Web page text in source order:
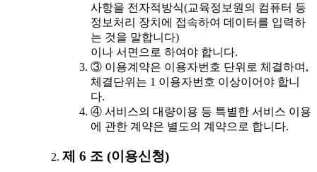
사항을 전자적방식(교육정보원의 컴퓨터 등
정보처리 장치에 접속하여 데이터를 입력하
는 것을 말합니다)
이나 서면으로 하여야 합니다.
③ 이용계약은 이용자번호 단위로 체결하며,
체결단위는 1 이용자번호 이상이어야 합니
다.
④ 서비스의 대량이용 등 특별한 서비스 이용
에 관한 계약은 별도의 계약으로 합니다.
제 6 조 (이용신청)